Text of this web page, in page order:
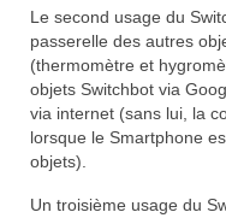
Le second usage du
passerelle des autres
(thermomètre et
objets Switchbot via
via internet (sans lui, la
lorsque le Smartphone
objets).
Un troisième usage du